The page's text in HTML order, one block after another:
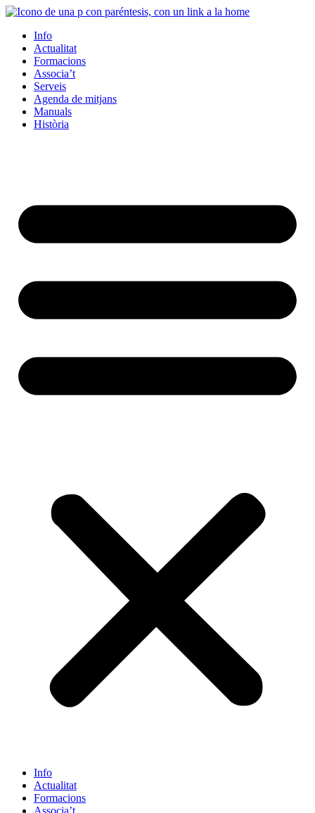
Info
Actualitat
Formacions
Associa’t
Serveis
Agenda de mitjans
Manuals
Història
Info
Actualitat
Formacions
Associa’t